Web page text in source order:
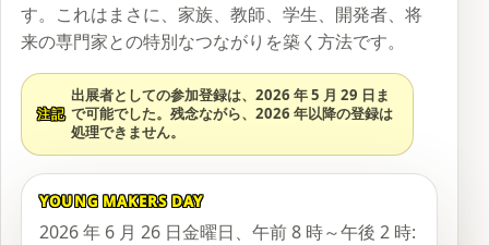
す。これはまさに、家族、教師、学生、開発者、将
来の専門家との特別なつながりを築く方法です。
注記
出展者としての参加登録は、2026 年 5 月 29 日ま
で可能でした。残念ながら、2026 年以降の登録は
処理できません。
YOUNG MAKERS DAY
2026 年 6 月 26 日金曜日、午前 8 時～午後 2 時: